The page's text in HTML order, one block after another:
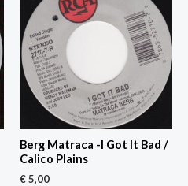
Berg Matraca -I Got It Bad /
Calico Plains
€5,00